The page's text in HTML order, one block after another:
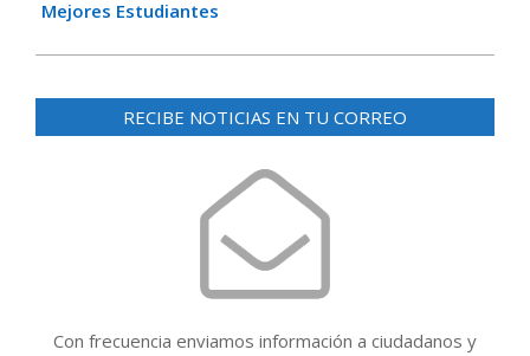
Mejores Estudiantes
RECIBE NOTICIAS EN TU CORREO
Con frecuencia enviamos información a ciudadanos y